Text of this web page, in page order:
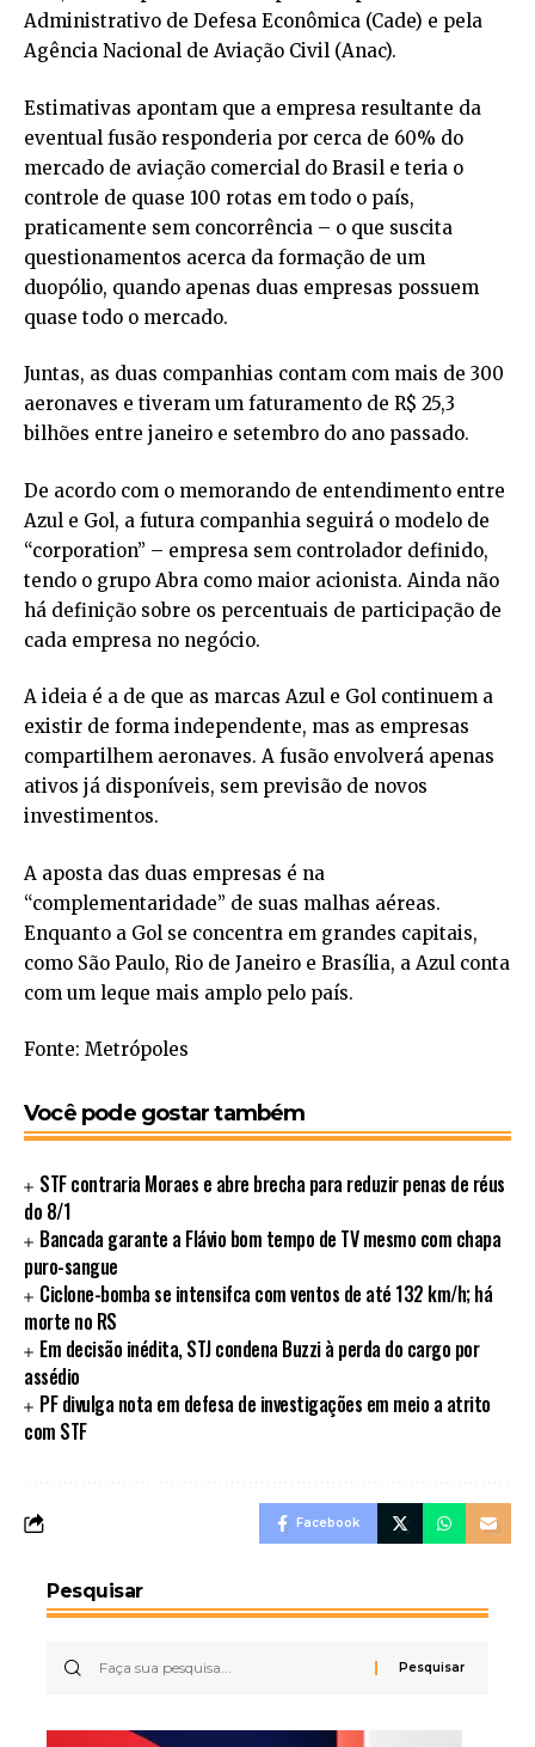
Administrativo de Defesa Econômica (Cade) e pela
Agência Nacional de Aviação Civil (Anac).
Estimativas apontam que a empresa resultante da
eventual fusão responderia por cerca de 60% do
mercado de aviação comercial do Brasil e teria o
controle de quase 100 rotas em todo o país,
praticamente sem concorrência – o que suscita
questionamentos acerca da formação de um
duopólio, quando apenas duas empresas possuem
quase todo o mercado.
Juntas, as duas companhias contam com mais de 300
aeronaves e tiveram um faturamento de R$ 25,3
bilhões entre janeiro e setembro do ano passado.
De acordo com o memorando de entendimento entre
Azul e Gol, a futura companhia seguirá o modelo de
“corporation” – empresa sem controlador definido,
tendo o grupo Abra como maior acionista. Ainda não
há definição sobre os percentuais de participação de
cada empresa no negócio.
A ideia é a de que as marcas Azul e Gol continuem a
existir de forma independente, mas as empresas
compartilhem aeronaves. A fusão envolverá apenas
ativos já disponíveis, sem previsão de novos
investimentos.
A aposta das duas empresas é na
“complementaridade” de suas malhas aéreas.
Enquanto a Gol se concentra em grandes capitais,
como São Paulo, Rio de Janeiro e Brasília, a Azul conta
com um leque mais amplo pelo país.
Fonte: Metrópoles
Você pode gostar também
STF contraria Moraes e abre brecha para reduzir penas de réus
do 8/1
Bancada garante a Flávio bom tempo de TV mesmo com chapa
puro-sangue
Ciclone-bomba se intensifca com ventos de até 132 km/h; há
morte no RS
Em decisão inédita, STJ condena Buzzi à perda do cargo por
assédio
PF divulga nota em defesa de investigações em meio a atrito
com STF
Facebook
Pesquisar